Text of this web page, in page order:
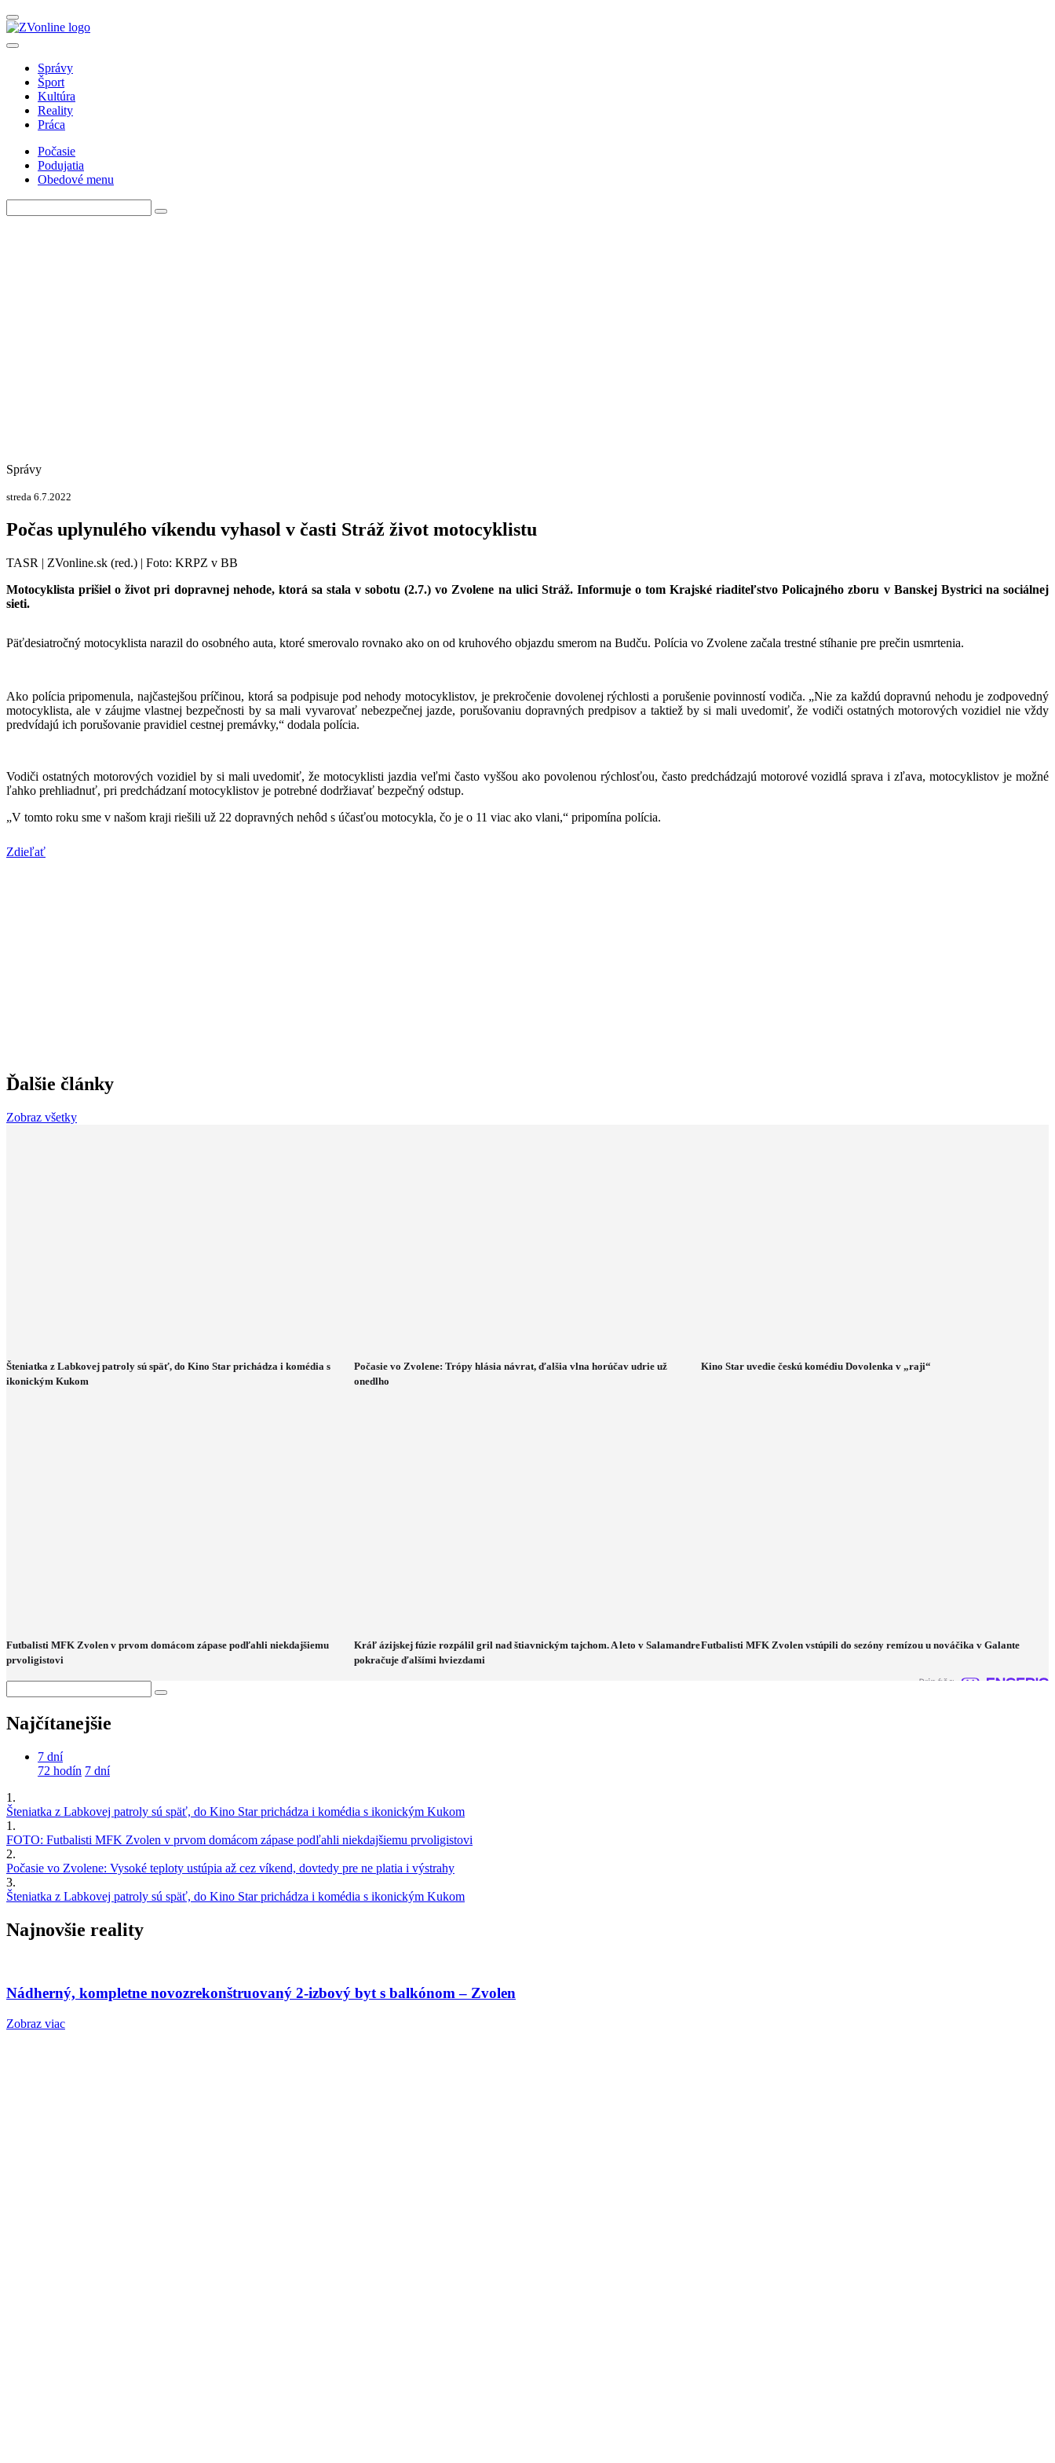
Správy
Šport
Kultúra
Reality
Práca
Počasie
Podujatia
Obedové menu
Správy
streda 6.7.2022
Počas uplynulého víkendu vyhasol v časti Stráž život motocyklistu
TASR | ZVonline.sk (red.) | Foto: KRPZ v BB
Motocyklista prišiel o život pri dopravnej nehode, ktorá sa stala v sobotu (2.7.) vo Zvolene na ulici Stráž. Informuje o tom Krajské riaditeľstvo Policajného zboru v Banskej Bystrici na sociálnej
sieti.
Päťdesiatročný motocyklista narazil do osobného auta, ktoré smerovalo rovnako ako on od kruhového objazdu smerom na Budču. Polícia vo Zvolene začala trestné stíhanie pre prečin usmrtenia.
Ako polícia pripomenula, najčastejšou príčinou, ktorá sa podpisuje pod nehody motocyklistov, je prekročenie dovolenej rýchlosti a porušenie povinností vodiča. „Nie za každú dopravnú nehodu je zodpovedný
motocyklista, ale v záujme vlastnej bezpečnosti by sa mali vyvarovať nebezpečnej jazde, porušovaniu dopravných predpisov a taktiež by si mali uvedomiť, že vodiči ostatných motorových vozidiel nie vždy
predvídajú ich porušovanie pravidiel cestnej premávky,“ dodala polícia.
Vodiči ostatných motorových vozidiel by si mali uvedomiť, že motocyklisti jazdia veľmi často vyššou ako povolenou rýchlosťou, často predchádzajú motorové vozidlá sprava i zľava, motocyklistov je možné
ľahko prehliadnuť, pri predchádzaní motocyklistov je potrebné dodržiavať bezpečný odstup.
„V tomto roku sme v našom kraji riešili už 22 dopravných nehôd s účasťou motocykla, čo je o 11 viac ako vlani,“ pripomína polícia.
Zdieľať
Ďalšie články
Zobraz všetky
Šteniatka z Labkovej patroly sú späť, do Kino Star prichádza i komédia s
ikonickým Kukom
Počasie vo Zvolene: Trópy hlásia návrat, ďalšia vlna horúčav udrie už
onedlho
Kino Star uvedie českú komédiu Dovolenka v „raji“
Futbalisti MFK Zvolen v prvom domácom zápase podľahli niekdajšiemu
prvoligistovi
Kráľ ázijskej fúzie rozpálil gril nad štiavnickým tajchom. A leto v Salamandre
pokračuje ďalšími hviezdami
Futbalisti MFK Zvolen vstúpili do sezóny remízou u nováčika v Galante
Najčítanejšie
7 dní
72 hodín 7 dní
1.
Šteniatka z Labkovej patroly sú späť, do Kino Star prichádza i komédia s ikonickým Kukom
1.
FOTO: Futbalisti MFK Zvolen v prvom domácom zápase podľahli niekdajšiemu prvoligistovi
2.
Počasie vo Zvolene: Vysoké teploty ustúpia až cez víkend, dovtedy pre ne platia i výstrahy
3.
Šteniatka z Labkovej patroly sú späť, do Kino Star prichádza i komédia s ikonickým Kukom
Najnovšie reality
Nádherný, kompletne novozrekonštruovaný 2-izbový byt s balkónom – Zvolen
Zobraz viac